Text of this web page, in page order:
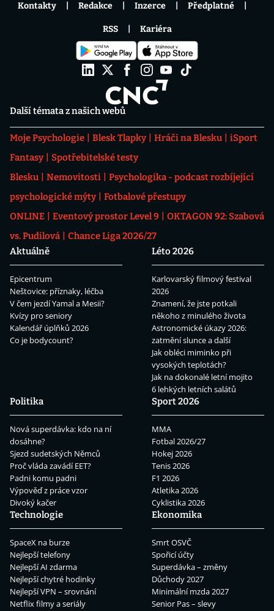
Další témata z našich webů
Moje Psychologie Blesk Tlapky Hráči na Blesku
iSport
Fantasy
Spotřebitelské testy
Blesku
Nemovitosti
Psychologika - podcast rozbíjející
psychologické mýty
Fotbalové přestupy
ONLINE
Eventový prostor Level 9
OKTAGON 92: Szabová
vs. Pudilová
Chance Liga 2026/27
Aktuálně
Epicentrum
Neštovice: příznaky, léčba
V čem jezdí Yamal a Mesii?
Kvízy pro seniory
Kalendář úplňků 2026
Co je bodycount?
Léto 2026
Karlovarský filmový festival
2026
Znamení, že jste potkali
někoho z minulého života
Astronomické úkazy 2026:
zatmění slunce a další
Jak obléci miminko při
vysokých teplotách?
Jak na dokonalé letní mojito
6 lehkých letních salátů
Politika
Nová superdávka: kdo na ní
dosáhne?
Sjezd sudetských Němců
Proč vláda zavádí EET?
Padni komu padni
Výpověď z práce vzor
Divoký kačer
Sport 2026
MMA
Fotbal 2026/27
Hokej 2026
Tenis 2026
F1 2026
Atletika 2026
Cyklistika 2026
Technologie
SpaceX na burze
Nejlepší telefony
Nejlepší AI zdarma
Nejlepší chytré hodinky
Nejlepší VPN – srovnání
Netflix filmy a seriály
Ekonomika
Smrt OSVČ
Spořicí účty
Superdávka – změny
Důchody 2027
Minimální mzda 2027
Senior Pas – slevy
Kontakty Redakce Inzerce Předplatné
RSS Kariéra